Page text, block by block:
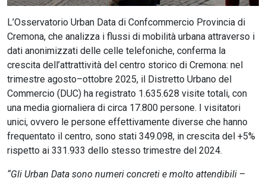
L’Osservatorio Urban Data di Confcommercio Provincia di
Cremona, che analizza i flussi di mobilità urbana attraverso i
dati anonimizzati delle celle telefoniche, conferma la
crescita dell’attrattività del centro storico di Cremona: nel
trimestre agosto–ottobre 2025, il Distretto Urbano del
Commercio (DUC) ha registrato 1.635.628 visite totali, con
una media giornaliera di circa 17.800 persone. I visitatori
unici, ovvero le persone effettivamente diverse che hanno
frequentato il centro, sono stati 349.098, in crescita del +5%
rispetto ai 331.933 dello stesso trimestre del 2024.
“Gli Urban Data sono numeri concreti e molto attendibili –